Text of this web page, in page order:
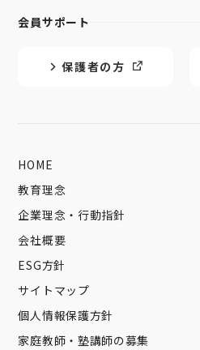
会員サポート
保護者の方
HOME
教育理念
企業理念・行動指針
会社概要
ESG方針
サイトマップ
個人情報保護方針
家庭教師・塾講師の募集